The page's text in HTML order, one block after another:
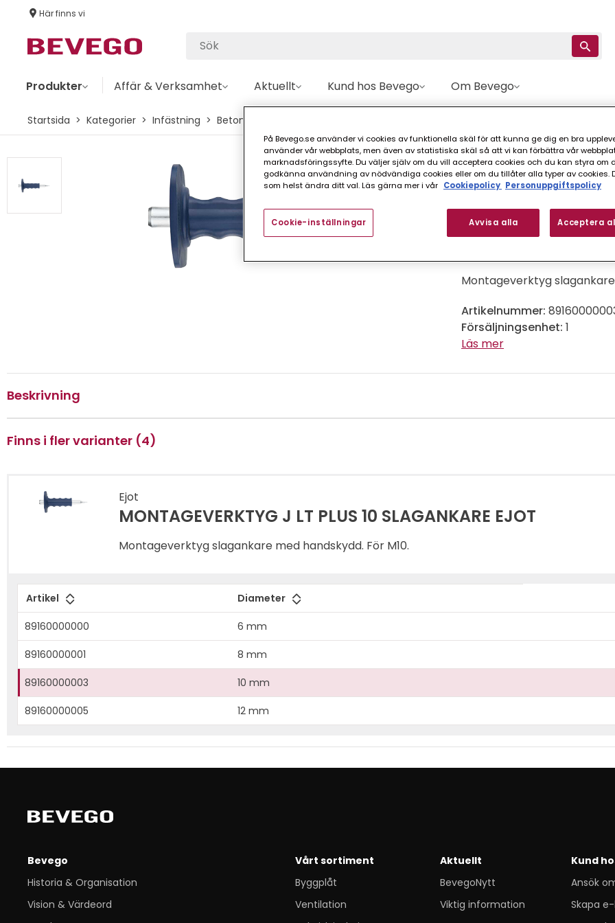
Här finns vi
Produkter Affär & Verksamhet Aktuellt Kund hos Bevego Om Bevego
Startsida Kategorier Infästning Betong
Ejot
FINNS I FLER VARIANTER
Montageverktyg
Artikelnummer:
Försäljningsenhet: 1
Läs mer
Beskrivning
Finns i fler varianter (4)
Ejot
MONTAGEVERKTYG J LT PLUS 10 SLAGANKARE EJOT
Montageverktyg slagankare med handskydd. För M10.
Artikel Diameter
89160000000 6 mm
89160000001 8 mm
89160000003 10 mm
89160000005 12 mm
Bevego
Historia & Organisation
Vision & Värdeord
Vårt sortiment
Byggplåt
Ventilation
Aktuellt
BevegoNytt
Viktig information
Kund
Ansök
Skapa
På Bevego.se använder vi cookies av funktionella skäl för att kunna ge dig en bra
använder vår webbplats, men även av statistiska skäl så att vi kan förbättra vår
marknadsföringssyfte. Du väljer själv om du vill acceptera cookies och du kan styra om
godkänna användning av nödvändiga cookies eller om du tillåter alla typer av cookies.
som helst ändra ditt val. Läs gärna mer i vår Cookiepolicy Personuppgiftspolicy
Avvisa alla Acceptera
Cookie-inställningar